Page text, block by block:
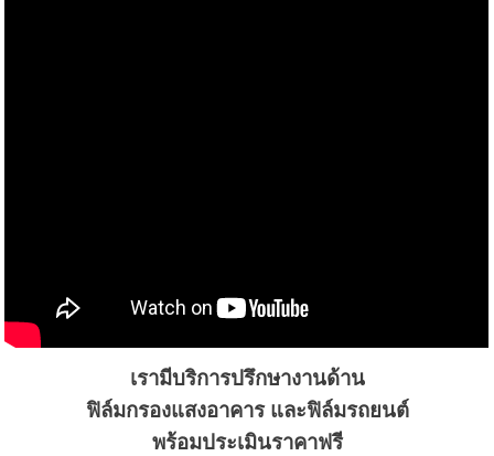
เรามีบริการปรึกษางานด้าน
ฟิล์มกรองแสงอาคาร และฟิล์มรถยนต์
พร้อมประเมินราคาฟรี